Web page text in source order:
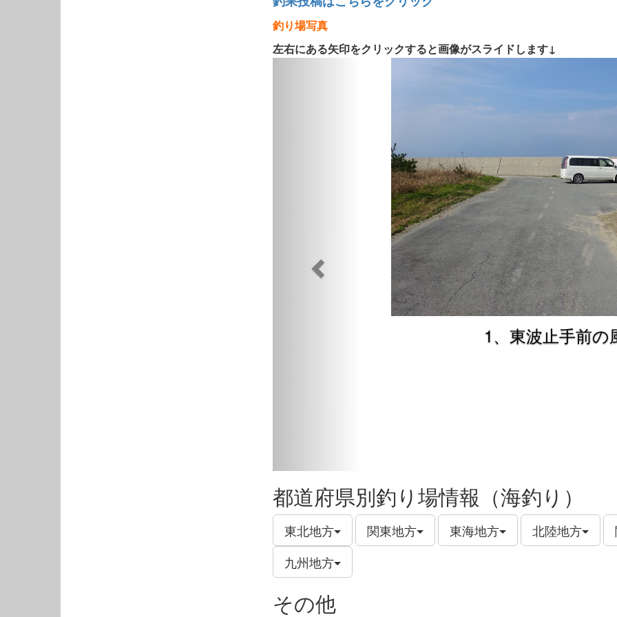
釣り場写真
左右にある矢印をクリックすると画像がスライドします↓
1、東波止手前の
都道府県別釣り場情報（海釣り）
東北地方 関東地方 東海地方 北陸地方
九州地方
その他